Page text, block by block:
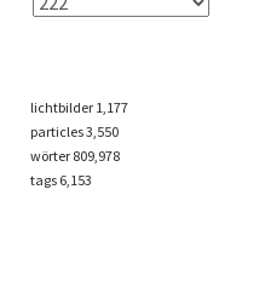
lichtbilder 1,177
particles3,550
wörter 809,978
tags 6,153